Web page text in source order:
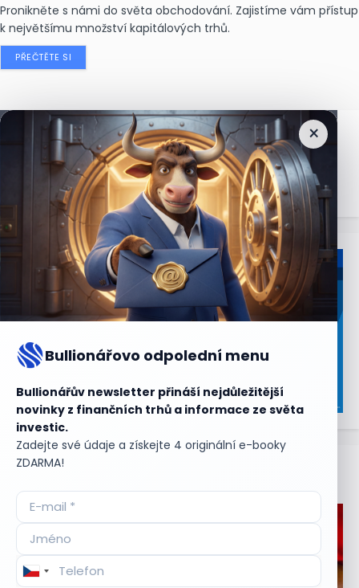
Pronikněte s námi do světa obchodování. Zajistíme vám přístup
k největšímu množství kapitálových trhů.
PŘEČTĚTE SI
×
Bullionářovo odpolední menu
Bullionářův newsletter přináší nejdůležitější
novinky z finančních trhů a informace ze světa
investic.
Zadejte své údaje a získejte 4 originální e-booky
ZDARMA!
Nejčtenějšízprávy
Aktuální